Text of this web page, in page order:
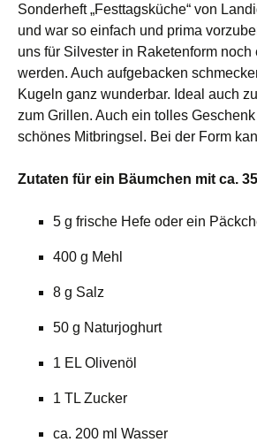
Sonderheft „Festtagsküche“ von
und war so einfach und prima
uns für Silvester in Raketenform noch
werden. Auch aufgebacken
Kugeln ganz wunderbar. Ideal auch
zum Grillen. Auch ein tolles
schönes Mitbringsel. Bei der Form
Zutaten für ein Bäumchen mit ca.
5 g frische Hefe oder ein
400 g Mehl
8 g Salz
50 g Naturjoghurt
1 EL Olivenöl
1 TL Zucker
ca. 200 ml Wasser